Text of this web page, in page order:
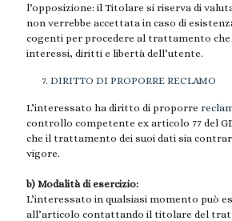
l’opposizione: il Titolare si riserva di
non verrebbe accettata in caso di
cogenti per procedere al trattamento
interessi, diritti e libertà dell’utente.
DIRITTO DI PROPORRE RECLAMO
L’interessato ha diritto di proporre
controllo competente ex articolo 77 del
che il trattamento dei suoi dati sia
vigore.
b) Modalità di esercizio:
L’interessato in qualsiasi momento può
all’articolo contattando il titolare del